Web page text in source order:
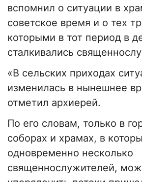
вспомнил о ситуации в
советское время и о тех
которыми в тот период в
сталкивались
«В сельских приходах
изменилась в нынешнее
отметил архиерей.
По его словам, только в
соборах и храмах, в
одновременно несколько
священнослужителей,